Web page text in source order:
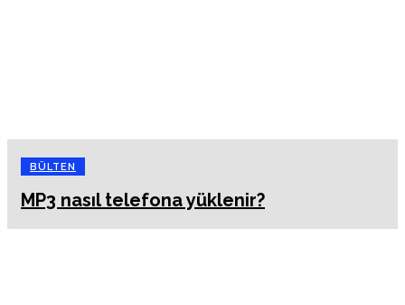
BÜLTEN
MP3 nasıl telefona yüklenir?